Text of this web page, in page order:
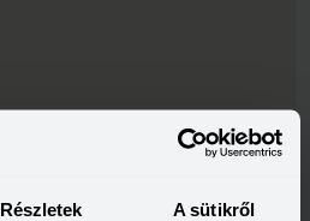
Részletek A sütikről